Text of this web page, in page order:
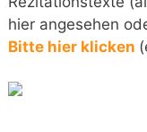
hier angesehen
Bitte hier klicken